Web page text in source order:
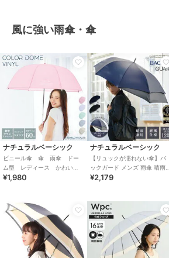
風に強い雨傘・傘
ナチュラルベーシック
ビニール傘 傘 雨傘 ドー
ム型 レディース かわい
い 大きめ 耐風 軽量 軽
¥1,980
ナチュラルベーシック
【リュックが濡れない傘】バ
ックガード メンズ 雨傘 晴雨兼
用 濡れない リュック 耐風 ジ
¥2,179